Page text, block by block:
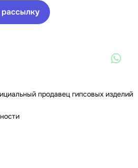
продавец гипсовых изделий